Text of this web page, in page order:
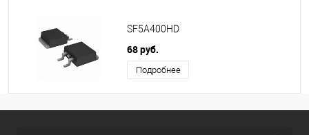
SF5A400HD
68 руб.
Подробнее